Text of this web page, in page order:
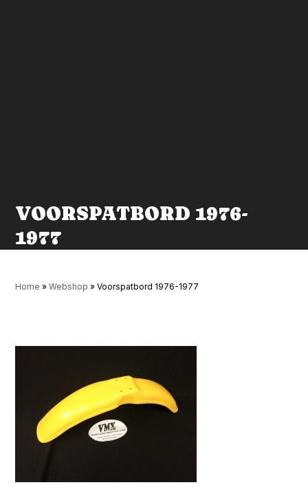
VOORSPATBORD 1976-
1977
Home »Webshop »Voorspatbord 1976-1977